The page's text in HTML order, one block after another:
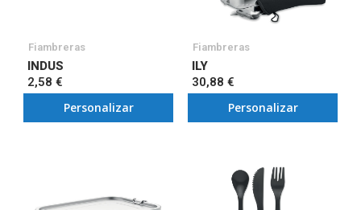
Fiambreras
INDUS
2,58 €
Personalizar
Fiambreras
ILY
30,88 €
Personalizar